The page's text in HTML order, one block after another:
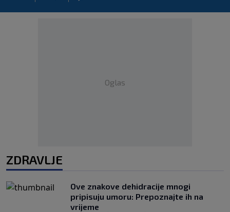
Oglas
ZDRAVLJE
Ove znakove dehidracije mnogi
pripisuju umoru: Prepoznajte ih na
vrijeme